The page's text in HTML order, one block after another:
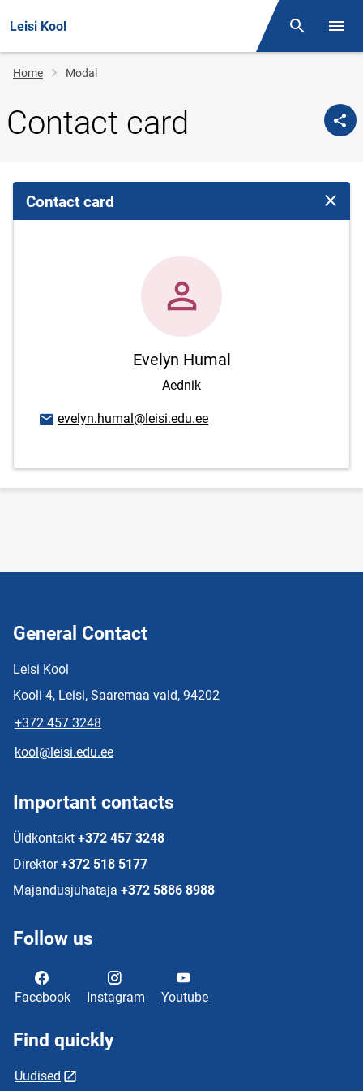
Leisi Kool Otsing
Breadcrumb
Home Modal
Contact card
Contact card Close
Evelyn Humal
Aednik
Email address
evelyn.humal@leisi.edu.ee
General Contact
Leisi Kool
Kooli 4, Leisi, Saaremaa vald, 94202
+372 457 3248
kool@leisi.edu.ee
Important contacts
Üldkontakt +372 457 3248
Direktor +372 518 5177
Majandusjuhataja +372 5886 8988
Follow us
Facebook Instagram Youtube
Find quickly
Uudised